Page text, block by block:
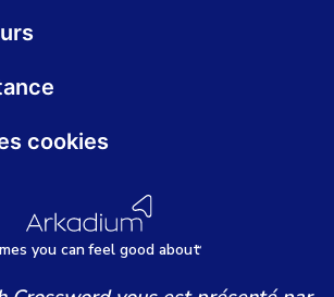
you canfeel good about
cookies